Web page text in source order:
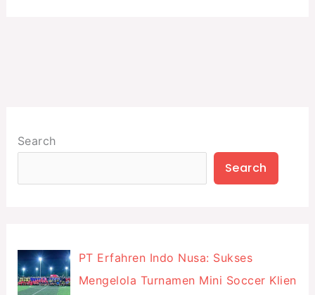
Search
Search
PT Erfahren Indo Nusa: Sukses
Mengelola Turnamen Mini Soccer Klien